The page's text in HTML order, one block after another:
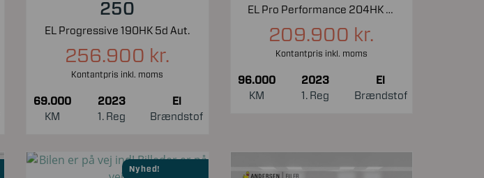
250
EL Progressive 190HK 5d Aut.
256.900 kr.
Kontantpris inkl. moms
69.000
KM
2023
1. Reg
El
Brændstof
EL Pro Performance 204HK 5d Aut.
209.900 kr.
Kontantpris inkl. moms
96.000
KM
2023
1. Reg
El
Brændstof
Nyhed!